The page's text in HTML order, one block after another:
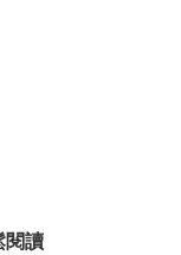
閱讀